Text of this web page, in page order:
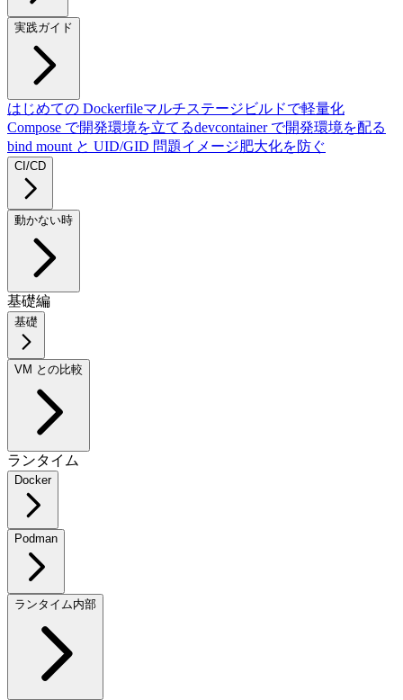
実践ガイド
はじめての Dockerfileマルチステージビルドで軽量化
Compose で開発環境を立てるdevcontainer で開発環境を配る
bind mount と UID/GID 問題イメージ肥大化を防ぐ
CI/CD
動かない時
基礎編
基礎
VM との比較
ランタイム
Docker
Podman
ランタイム内部